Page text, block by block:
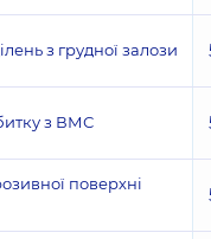
з грудної залози
з ВМС
поверхні